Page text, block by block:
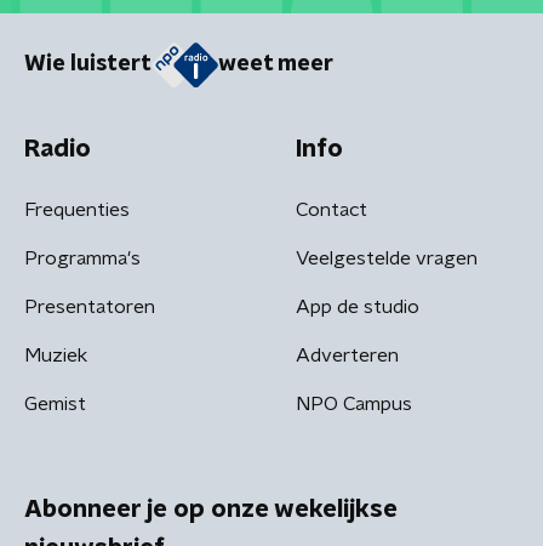
Wie luistert weet meer
Radio
Frequenties
Programma's
Presentatoren
Muziek
Gemist
Info
Contact
Veelgestelde vragen
App de studio
Adverteren
NPO Campus
Abonneer je op onze wekelijkse